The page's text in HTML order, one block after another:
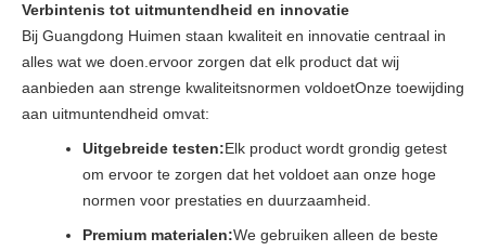
Verbintenis tot uitmuntendheid en innovatie
Bij Guangdong Huimen staan kwaliteit en innovatie centraal in
alles wat we doen.ervoor zorgen dat elk product dat wij
aanbieden aan strenge kwaliteitsnormen voldoetOnze toewijding
aan uitmuntendheid omvat:
Uitgebreide testen:Elk product wordt grondig getest
om ervoor te zorgen dat het voldoet aan onze hoge
normen voor prestaties en duurzaamheid.
Premium materialen:We gebruiken alleen de beste